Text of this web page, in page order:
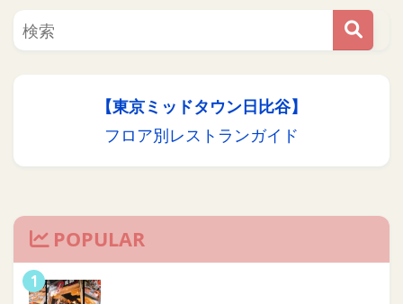
【東京ミッドタウン日比谷】
フロア別レストランガイド
POPULAR
1